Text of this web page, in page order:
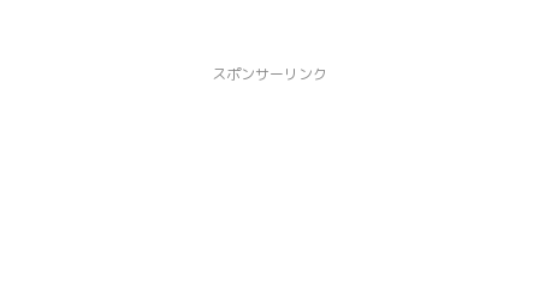
スポンサーリンク